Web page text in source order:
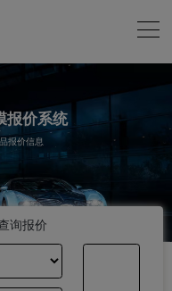
报价系统
报价信息
询报价